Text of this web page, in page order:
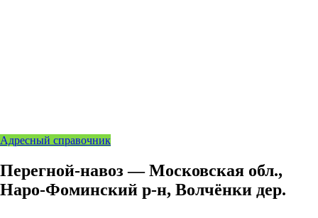
Адресный справочник
Перегной-навоз — Московская обл.,
Наро-Фоминский р-н, Волчёнки дер.